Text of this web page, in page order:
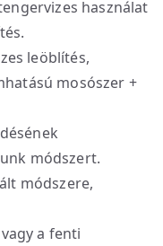
használat
leöblítés,
mosószer +
módszert.
módszere,
a fenti